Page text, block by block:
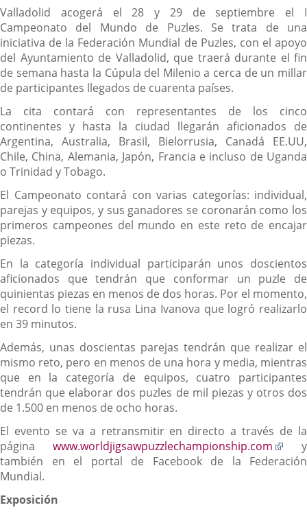
Descripción
Valladolid acogerá el 28 y 29 de septiembre el I
Campeonato del Mundo de Puzles. Se trata de una
iniciativa de la Federación Mundial de Puzles, con el apoyo
del Ayuntamiento de Valladolid, que traerá durante el fin
de semana hasta la Cúpula del Milenio a cerca de un millar
de participantes llegados de cuarenta países.
La cita contará con representantes de los cinco
continentes y hasta la ciudad llegarán aficionados de
Argentina, Australia, Brasil, Bielorrusia, Canadá EE.UU,
Chile, China, Alemania, Japón, Francia e incluso de Uganda
o Trinidad y Tobago.
El Campeonato contará con varias categorías: individual,
parejas y equipos, y sus ganadores se coronarán como los
primeros campeones del mundo en este reto de encajar
piezas.
En la categoría individual participarán unos doscientos
aficionados que tendrán que conformar un puzle de
quinientas piezas en menos de dos horas. Por el momento,
el record lo tiene la rusa Lina Ivanova que logró realizarlo
en 39 minutos.
Además, unas doscientas parejas tendrán que realizar el
mismo reto, pero en menos de una hora y media, mientras
que en la categoría de equipos, cuatro participantes
tendrán que elaborar dos puzles de mil piezas y otros dos
de 1.500 en menos de ocho horas.
El evento se va a retransmitir en directo a través de la
página www.worldjigsawpuzzlechampionship.com
a
y
también en el portal de Facebook de la Federación
Mundial.
Exposición